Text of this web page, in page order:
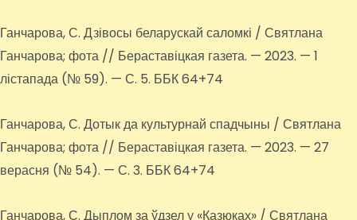
Ганчарова, С. Дзівосы беларускай саломкі / Святлана
Ганчарова; фота // Бераставіцкая газета. — 2023. — 1
лістапада (№ 59). — С. 5. ББК 64+74
Ганчарова, С. Дотык да культурнай спадчыны / Святлана
Ганчарова; фота // Бераставіцкая газета. — 2023. — 27
верасня (№ 54). — С. 3. ББК 64+74
Ганчарова, С. Дыплом за ўдзел у «Казюках» / Святлана